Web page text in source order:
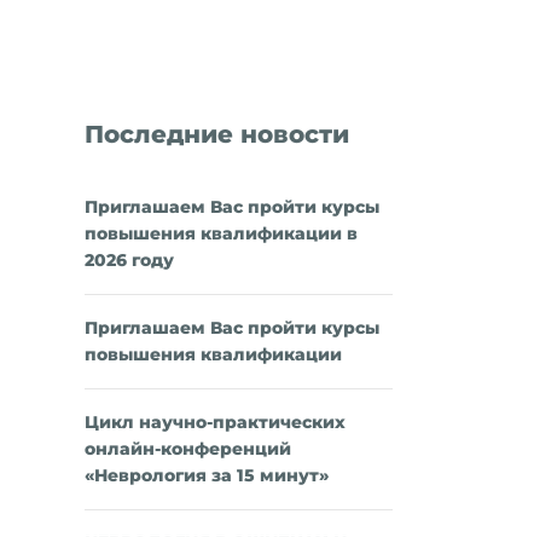
Последние новости
Приглашаем Вас пройти курсы
повышения квалификации в
2026 году
Приглашаем Вас пройти курсы
повышения квалификации
Цикл научно-практических
онлайн-конференций
«Неврология за 15 минут»